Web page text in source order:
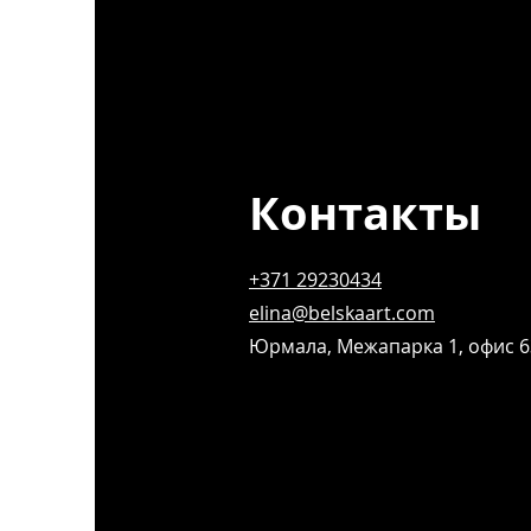
Контакты
+371 29230434
elina@belskaart.com
Юрмала, Межапарка 1, офис